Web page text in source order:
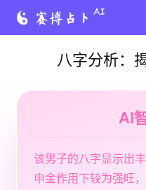
八字分析：
AI
该男子的八字显示出
申金作用下较为强旺